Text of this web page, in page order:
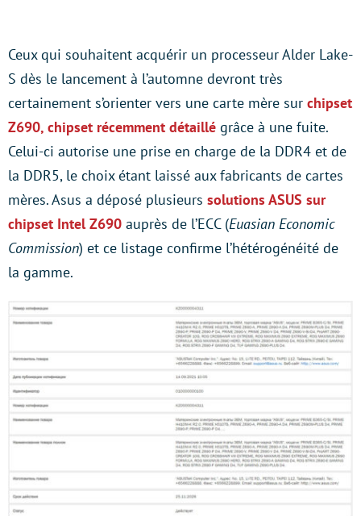
Ceux qui souhaitent acquérir un processeur Alder Lake-
S dès le lancement à l’automne devront très
certainement s’orienter vers une carte mère sur chipset
Z690, chipset récemment détaillé grâce à une fuite.
Celui-ci autorise une prise en charge de la DDR4 et de
la DDR5, le choix étant laissé aux fabricants de cartes
mères. Asus a déposé plusieurs solutions ASUS sur
chipset Intel Z690 auprès de l’ECC (Euasian Economic
Commission) et ce listage confirme l’hétérogénéité de
la gamme.